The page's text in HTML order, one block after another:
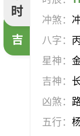
时
吉
冲煞：
八字：
星神：
吉神：
凶煞：
五行：